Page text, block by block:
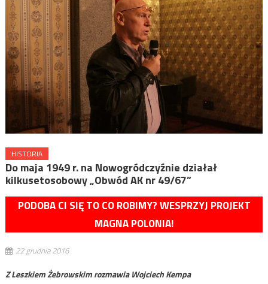
HISTORIA
Do maja 1949 r. na Nowogródczyźnie działał
kilkusetosobowy „Obwód AK nr 49/67”
PODOBA CI SIĘ TO CO ROBIMY? WESPRZYJ PROJEKT
MAGNA POLONIA!
22 grudnia 2016
Z Leszkiem Żebrowskim rozmawia Wojciech Kempa